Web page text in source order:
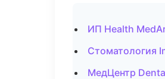
ИП Health
Стоматология
МедЦентр